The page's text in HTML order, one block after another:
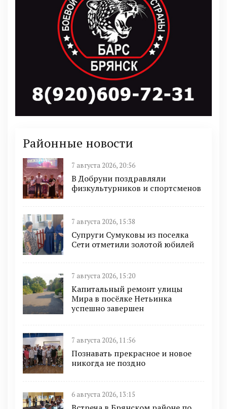
Районные новости
7 августа 2026, 20:56
В Добруни поздравляли
физкультурников и спортсменов
7 августа 2026, 15:38
Супруги Сумуковы из поселка
Сети отметили золотой юбилей
7 августа 2026, 15:20
Капитальный ремонт улицы
Мира в посёлке Нетьинка
успешно завершен
7 августа 2026, 11:56
Познавать прекрасное и новое
никогда не поздно
6 августа 2026, 13:15